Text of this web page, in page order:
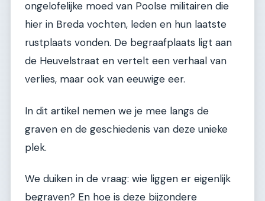
ongelofelijke moed van Poolse militairen die
hier in Breda vochten, leden en hun laatste
rustplaats vonden. De begraafplaats ligt aan
de Heuvelstraat en vertelt een verhaal van
verlies, maar ook van eeuwige eer.
In dit artikel nemen we je mee langs de
graven en de geschiedenis van deze unieke
plek.
We duiken in de vraag: wie liggen er eigenlijk
begraven? En hoe is deze bijzondere